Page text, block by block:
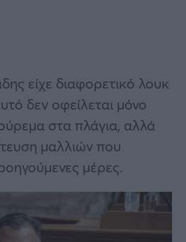
είχε διαφορετικό λουκ
δεν οφείλεται μόνο
στα πλάγια, αλλά
μαλλιών που
μέρες.